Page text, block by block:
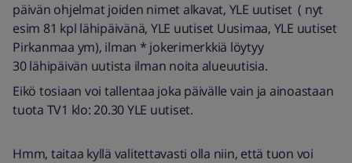
päivän ohjelmat joiden nimet alkavat, YLE uutiset ( nyt
esim 81 kpl lähipäivänä, YLE uutiset Uusimaa, YLE uutiset
Pirkanmaa ym), ilman * jokerimerkkiä löytyy
30 lähipäivän uutista ilman noita alueuutisia.
Eikö tosiaan voi tallentaa joka päivälle vain ja ainoastaan
tuota TV1 klo: 20.30 YLE uutiset.
Hmm, taitaa kyllä valitettavasti olla niin, että tuon voi